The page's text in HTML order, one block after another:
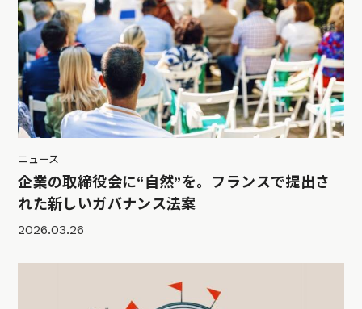
ニュース
企業の取締役会に“自然”を。フランスで提出さ
れた新しいガバナンス法案
2026.03.26